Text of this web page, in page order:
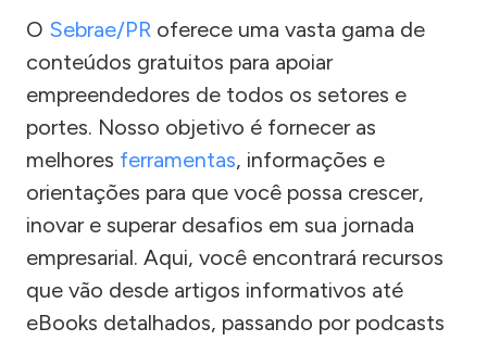
O Sebrae/PR oferece uma vasta gama de
conteúdos gratuitos para apoiar
empreendedores de todos os setores e
portes. Nosso objetivo é fornecer as
melhores ferramentas, informações e
orientações para que você possa crescer,
inovar e superar desafios em sua jornada
empresarial. Aqui, você encontrará recursos
que vão desde artigos informativos até
eBooks detalhados, passando por podcasts